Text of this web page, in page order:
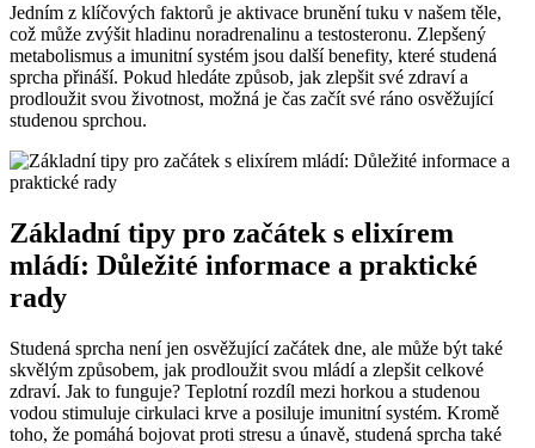
Jedním z klíčových faktorů je aktivace brunění tuku v našem těle,
což může zvýšit hladinu noradrenalinu a testosteronu. Zlepšený
metabolismus a imunitní systém jsou další benefity, které studená
sprcha přináší. Pokud hledáte způsob, jak zlepšit své zdraví a
prodloužit svou životnost, možná je čas začít své ráno osvěžující
studenou sprchou.
Základní tipy pro začátek s elixírem
mládí: Důležité informace a praktické
rady
Studená sprcha není jen osvěžující začátek dne, ale může být také
skvělým způsobem, jak prodloužit svou mládí a zlepšit celkové
zdraví. Jak to funguje? Teplotní rozdíl mezi horkou a studenou
vodou stimuluje cirkulaci krve a posiluje imunitní systém. Kromě
toho, že pomáhá bojovat proti stresu a únavě, studená sprcha také